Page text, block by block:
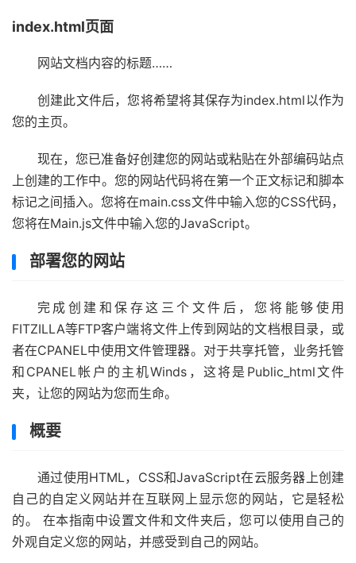
index.html页面
网站文档内容的标题……
创建此文件后，您将希望将其保存为index.html以作为
您的主页。
现在，您已准备好创建您的网站或粘贴在外部编码站点
上创建的工作中。您的网站代码将在第一个正文标记和脚本
标记之间插入。您将在main.css文件中输入您的CSS代码，
您将在Main.js文件中输入您的JavaScript。
部署您的网站
完成创建和保存这三个文件后，您将能够使用
FITZILLA等FTP客户端将文件上传到网站的文档根目录，或
者在CPANEL中使用文件管理器。对于共享托管，业务托管
和CPANEL帐户的主机Winds，这将是Public_html文件
夹，让您的网站为您而生命。
概要
通过使用HTML，CSS和JavaScript在云服务器上创建
自己的自定义网站并在互联网上显示您的网站，它是轻松
的。 在本指南中设置文件和文件夹后，您可以使用自己的
外观自定义您的网站，并感受到自己的网站。